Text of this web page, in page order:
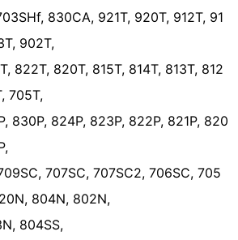
830CA, 921T, 920T, 912T, 91
902T,
822T, 820T, 815T, 814T, 813T, 812
705T,
830P, 824P, 823P, 822P, 821P, 820
707SC, 707SC2, 706SC, 705
804N, 802N,
804SS,